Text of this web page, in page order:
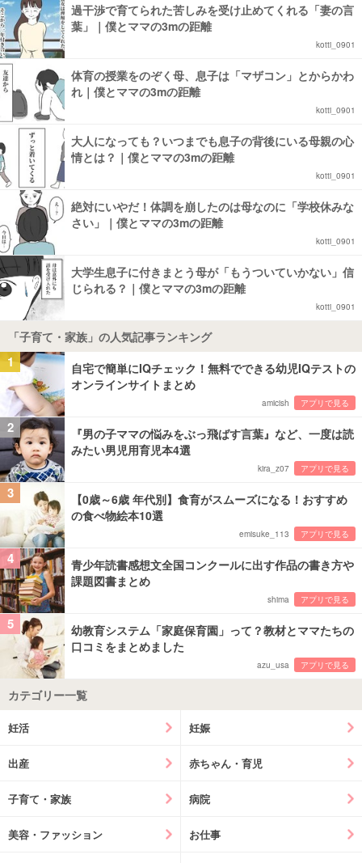
過干渉で育てられた苦しみを受け止めてくれる「妻の言
葉」｜僕とママの3mの距離
kotti_0901
体育の授業をのぞく母、息子は「マザコン」とからかわ
れ｜僕とママの3mの距離
kotti_0901
大人になっても？いつまでも息子の背後にいる母親の心
情とは？｜僕とママの3mの距離
kotti_0901
絶対にいやだ！体調を崩したのは母なのに「学校休みな
さい」｜僕とママの3mの距離
kotti_0901
大学生息子に付きまとう母が「もうついていかない」信
じられる？｜僕とママの3mの距離
kotti_0901
「子育て・家族」の人気記事ランキング
1
自宅で簡単にIQチェック！無料でできる幼児IQテストの
オンラインサイトまとめ
amicish アプリで見る
2
『男の子ママの悩みをぶっ飛ばす言葉』など、一度は読
みたい男児用育児本4選
kira_z07 アプリで見る
3
【0歳～6歳 年代別】食育がスムーズになる！おすすめ
の食べ物絵本10選
emisuke_113 アプリで見る
4
青少年読書感想文全国コンクールに出す作品の書き方や
課題図書まとめ
shima アプリで見る
5
幼教育システム「家庭保育園」って？教材とママたちの
口コミをまとめました
azu_usa アプリで見る
カテゴリー一覧
妊活 妊娠
出産 赤ちゃん・育児
子育て・家族 病院
美容・ファッション お仕事